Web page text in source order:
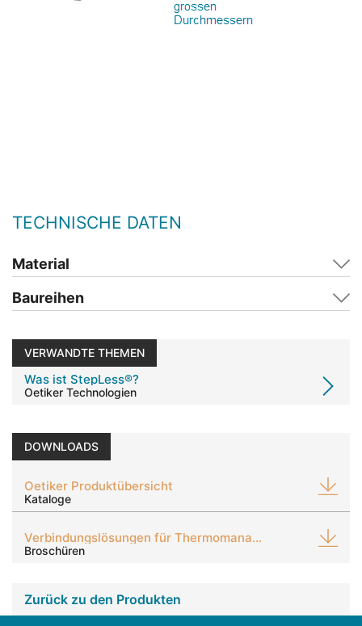
TECHNISCHE DATEN
Material
Baureihen
VERWANDTE THEMEN
Was ist StepLess®?
Oetiker Technologien
DOWNLOADS
Oetiker Produktübersicht
Kataloge
Verbindungslösungen für Thermomanagementsysteme
Broschüren
Zurück zu den Produkten